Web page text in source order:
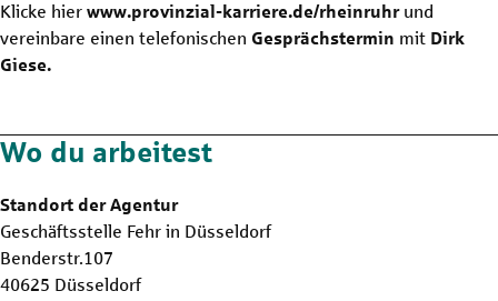
Klicke hier www.provinzial-karriere.de/rheinruhr und
vereinbare einen telefonischen Gesprächstermin mit Dirk
Giese.
Wo du arbeitest
Standort der Agentur
Geschäftsstelle Fehr in Düsseldorf
Benderstr.107
40625 Düsseldorf